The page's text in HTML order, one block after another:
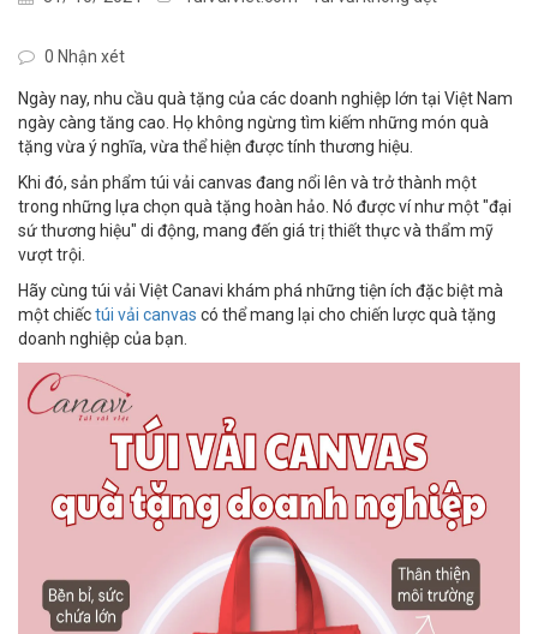
0 Nhận xét
Ngày nay, nhu cầu quà tặng của các doanh nghiệp lớn tại Việt Nam
ngày càng tăng cao. Họ không ngừng tìm kiếm những món quà
tặng vừa ý nghĩa, vừa thể hiện được tính thương hiệu.
Khi đó, sản phẩm túi vải canvas đang nổi lên và trở thành một
trong những lựa chọn quà tặng hoàn hảo. Nó được ví như một "đại
sứ thương hiệu" di động, mang đến giá trị thiết thực và thẩm mỹ
vượt trội.
Hãy cùng túi vải Việt Canavi khám phá những tiện ích đặc biệt mà
một chiếctúi vải canvas có thể mang lại cho chiến lược quà tặng
doanh nghiệp của bạn.